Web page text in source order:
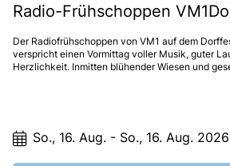
Der Radiofrühschoppen von VM1 auf dem
verspricht einen Vormittag voller Musik, guter
Herzlichkeit. Inmitten blühender Wiesen und
genießen Jung und Alt traditionelle Klänge,
regionale Schmankerln. Ein Fest, das die Seele
So., 16. Aug. - So., 16. Aug. 2026